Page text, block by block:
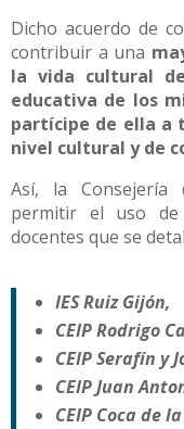
Dicho acuerdo de
contribuir a una
la vida cultural
educativa de los
partícipe de ella a
nivel cultural y de
Así, la Consejería
permitir el uso de
docentes que se
IES Ruiz Gijón,
CEIP Rodrigo
CEIP Serafín y
CEIP Juan
CEIP Coca de